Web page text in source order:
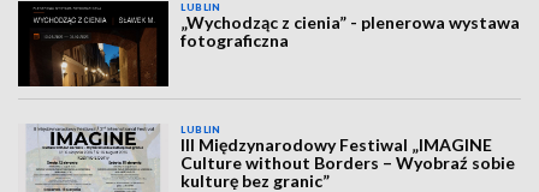
LUBLIN
„Wychodząc z cienia” - plenerowa wystawa
fotograficzna
LUBLIN
III Międzynarodowy Festiwal „IMAGINE
Culture without Borders – Wyobraź sobie
kulturę bez granic”